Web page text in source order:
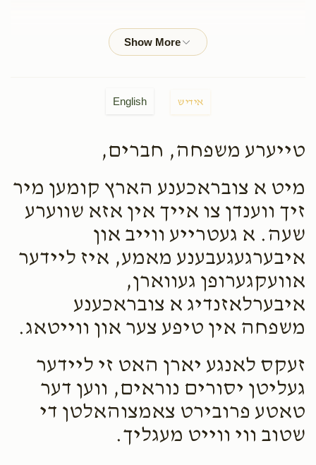
Yanky FriedmanYisroel Shulem Pollack
Ezriel Berkowitz Yisroel Shulem Pollack
$20.00
Yisroel Shulem Pollack
$18.00
English אידיש
טייערע משפחה, חברים,
מיט א צובראכענע הארץ קומען מיר
זיך ווענדן צו אייך אין אזא שווערע
שעה. א געטרייע ווייב און
איבערגעגעבענע מאמע, איז ליידער
אוועקגערופן געווארן,
איבערלאזנדיג א צובראכענע
משפחה אין טיפע צער און ווייטאג.
זעקס לאנגע יארן האט זי ליידער
געליטן יסורים נוראים, ווען דער
טאטע פרובירט צאמצוהאלטן די
שטוב ווי ווייט מעגליך.